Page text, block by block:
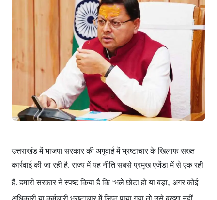
उत्तराखंड में भाजपा सरकार की अगुवाई में भ्रष्टाचार के खिलाफ सख्त
कार्रवाई की जा रही है. राज्य में यह नीति सबसे प्रमुख एजेंडा में से एक रही
है. हमारी सरकार ने स्पष्ट किया है कि ‘भले छोटा हो या बड़ा, अगर कोई